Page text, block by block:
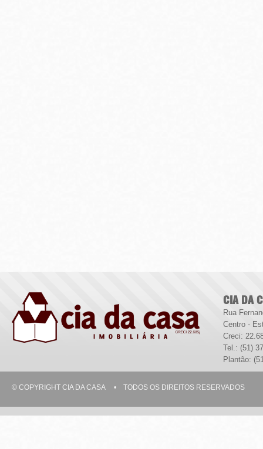
CIA DA
Rua
Centro -
Creci:
Tel.: (51)
Plantão:
© COPYRIGHT CIA DA CASA • TODOS OS DIREITOS RESERVADOS